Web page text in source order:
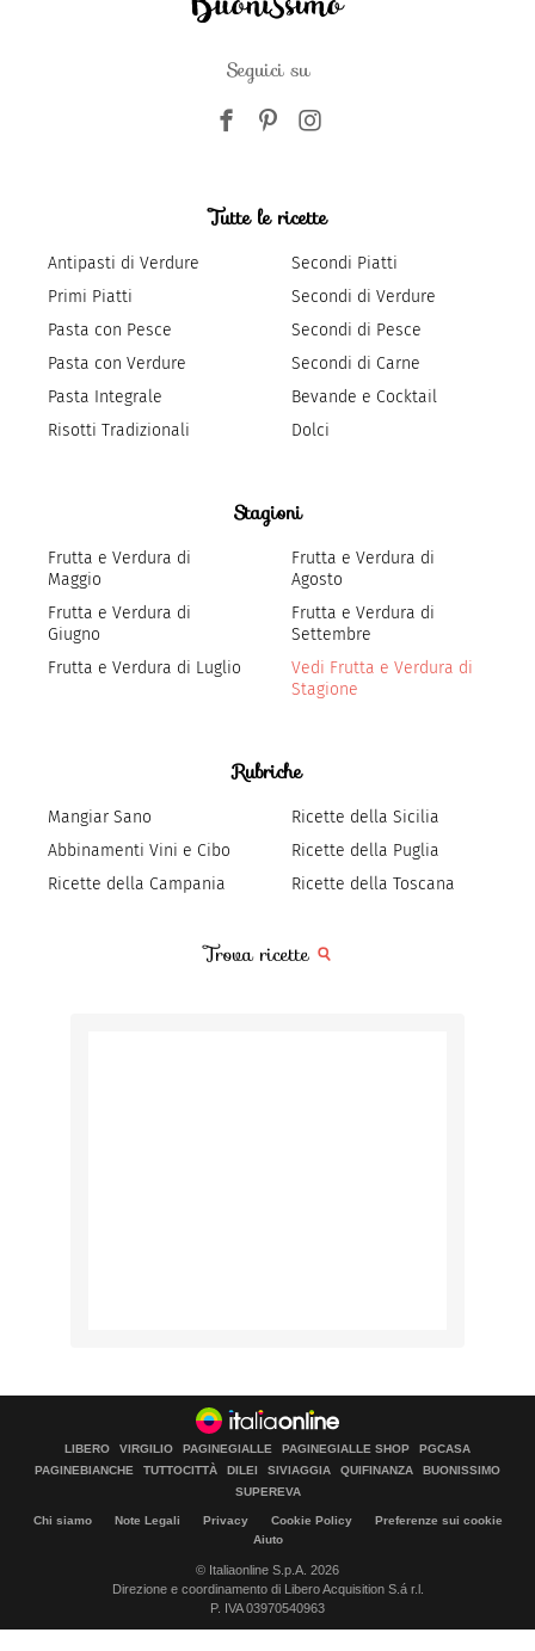
Seguici su
Tutte le ricette
Antipasti di Verdure
Primi Piatti
Pasta con Pesce
Pasta con Verdure
Pasta Integrale
Risotti Tradizionali
Secondi Piatti
Secondi di Verdure
Secondi di Pesce
Secondi di Carne
Bevande e Cocktail
Dolci
Stagioni
Frutta e Verdura di
Maggio
Frutta e Verdura di
Giugno
Frutta e Verdura di Luglio
Frutta e Verdura di
Agosto
Frutta e Verdura di
Settembre
Vedi Frutta e Verdura di
Stagione
Rubriche
Mangiar Sano
Abbinamenti Vini e Cibo
Ricette della Campania
Ricette della Sicilia
Ricette della Puglia
Ricette della Toscana
Trova ricette
LIBERO VIRGILIO PAGINEGIALLE PAGINEGIALLE SHOP
PGCASA
PAGINEBIANCHE
TUTTOCITTÀ DILEI SIVIAGGIA QUIFINANZA
BUONISSIMO
SUPEREVA
Chi siamo Note Legali Privacy Cookie Policy
Preferenze sui cookie
Aiuto
© Italiaonline S.p.A. 2026
Direzione e coordinamento di Libero Acquisition S.á r.l.
P. IVA 03970540963